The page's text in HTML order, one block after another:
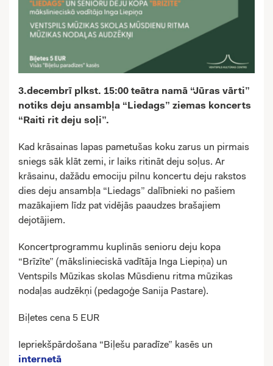
3.decembrī plkst. 15:00 teātra namā “Jūras vārti”
notiks deju ansambļa “Liedags” ziemas koncerts
“Raiti rit deju soļi”.
Kad krāsainas lapas pametušas koku zarus un pirmais
sniegs sāk klāt zemi, ir laiks ritināt deju soļus. Ar
krāsainu, dažādu emociju pilnu koncertu deju rakstos
dies deju ansambļa “Liedags” dalībnieki no pašiem
mazākajiem līdz pat vidējās paaudzes brašajiem
dejotājiem.
Koncertprogrammu kuplinās senioru deju kopa
“Brīzīte” (mākslinieciskā vadītāja Inga Liepiņa) un
Ventspils Mūzikas skolas Mūsdienu ritma mūzikas
nodaļas audzēkņi (pedagoģe Sanija Pastare).
Biļetes cena 5 EUR
Iepriekšpārdošana “Biļešu paradīze” kasēs un
internetā